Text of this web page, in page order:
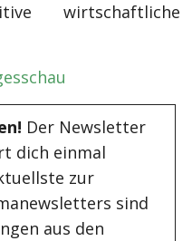
wirtschaftliche
Der Newsletter
dich einmal
zur
sind
aus den